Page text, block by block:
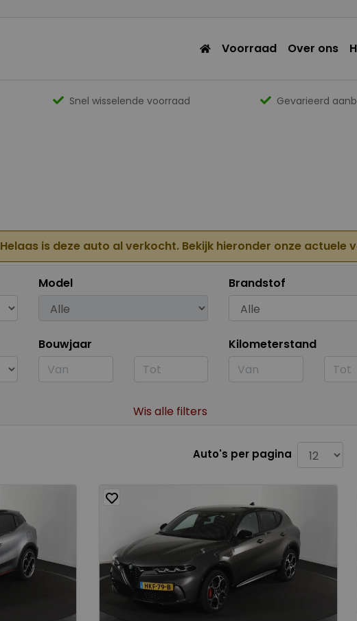
Voorraad Over ons
Snel wisselende voorraad Gevarieerd
Helaas is deze auto al verkocht. Bekijk hieronder onze actuele
Model Brandstof
Bouwjaar Kilometerstand
Wis alle filters
Auto's per pagina